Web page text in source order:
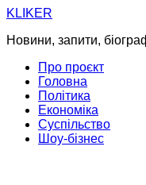
Skip
content
KLIKER
Новини, запити,
Про проєкт
Головна
Політика
Економіка
Суспільство
Шоу-бізнес